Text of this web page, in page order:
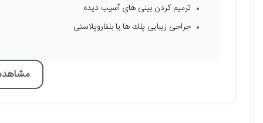
ترميم کردن بينی های آسيب ديده
جراحی زيبايی پلك ها يا بلفاروپلاستی